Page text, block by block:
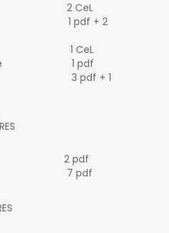
2 CeL
pdf + 2
CeL
1 pdf
pdf + 1
pdf
pdf